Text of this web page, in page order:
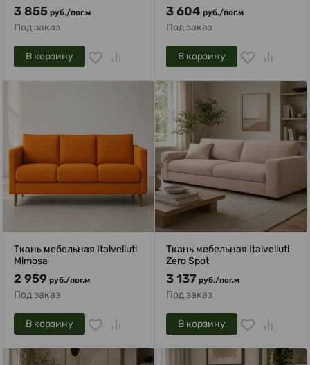
3 855 руб./пог.м
Под заказ
В корзину
3 604 руб./пог.м
Под заказ
В корзину
Ткань мебельная Italvelluti
Mimosa
2 959 руб./пог.м
Под заказ
В корзину
Ткань мебельная Italvelluti
Zero Spot
3 137 руб./пог.м
Под заказ
В корзину